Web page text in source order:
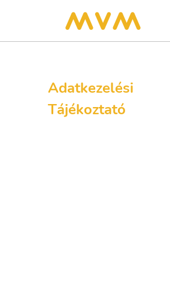
Adatkezelési
Tájékoztató